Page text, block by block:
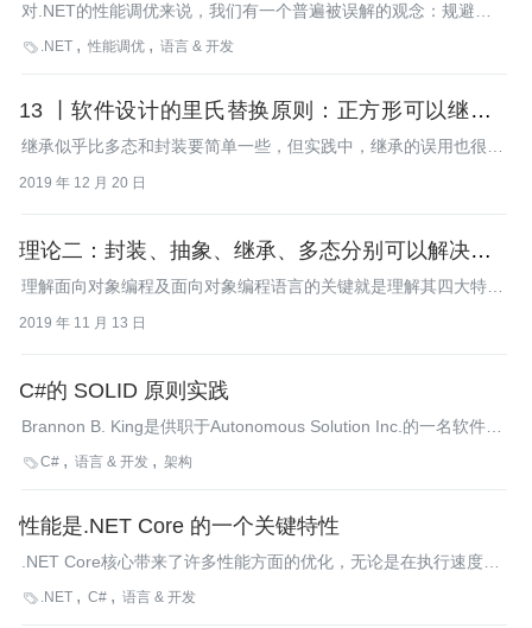
对.NET的性能调优来说，我们有一个普遍被误解的观念：规避内
存分配的重要性。人们认为，由于内存分配是快速的，因此很少会
 .NET 性能调优 语言 & 开发
13 丨软件设计的里氏替换原则：正方形可以继承长
方形吗？
继承似乎比多态和封装要简单一些，但实践中，继承的误用也很常
2019 年 12 月 20 日
理论二：封装、抽象、继承、多态分别可以解决哪些
编程问题？
理解面向对象编程及面向对象编程语言的关键就是理解其四大特
性：封装、抽象、继承、多态。
2019 年 11 月 13 日
C#的 SOLID 原则实践
Brannon B. King是供职于Autonomous Solution Inc.的一名软件工
程师，他在MSDN杂志2014年05月刊发表了一篇题为《违背C#中
以维护。
C# 语言 & 开发 架构
性能是.NET Core 的一个关键特性
.NET Core核心带来了许多性能方面的优化，无论是在执行速度方
面还是内存分配方面。示例是集合和LINQ扩展方法、文本处理、
 .NET C# 语言 & 开发